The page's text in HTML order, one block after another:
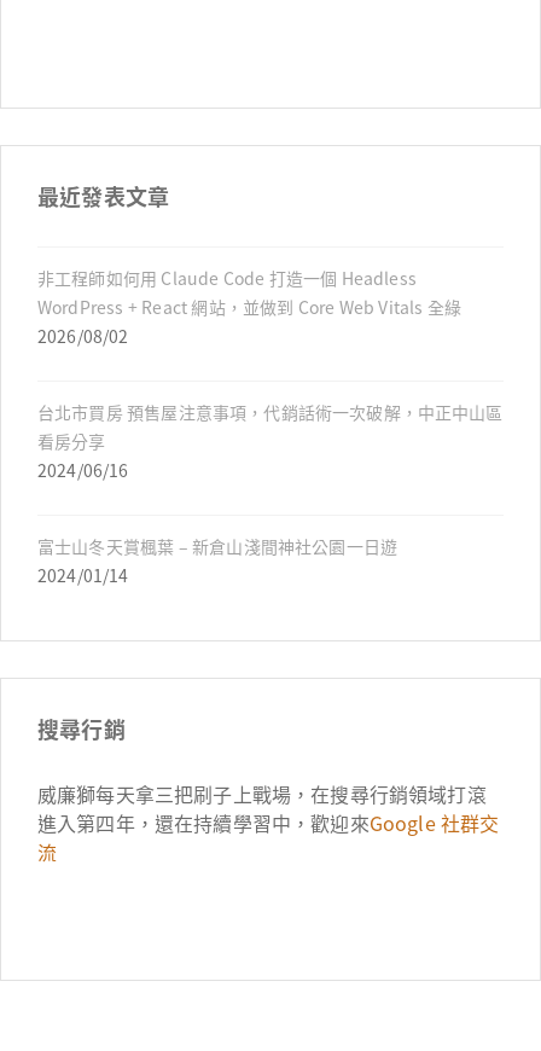
最近發表文章
非工程師如何用 Claude Code 打造一個 Headless
WordPress + React 網站，並做到 Core Web Vitals 全綠
2026/08/02
台北市買房 預售屋注意事項，代銷話術一次破解，中正中山區
看房分享
2024/06/16
富士山冬天賞楓葉 – 新倉山淺間神社公園一日遊
2024/01/14
搜尋行銷
威廉獅每天拿三把刷子上戰場，在搜尋行銷領域打滾
進入第四年，還在持續學習中，歡迎來Google 社群交
流